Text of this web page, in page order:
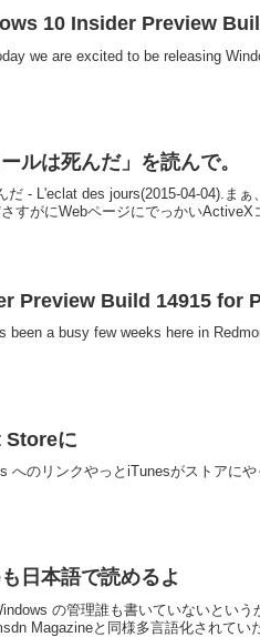
10 Insider Preview
we are excited to be releasing
ルは死んだ」を読んで。
- L'eclat des jours(2015-04-04).ま
すがにWebページにでっかい
Preview Build 14915 for
been a busy few weeks here in
に
へのリンクやっとiTunesがストアにや
日本語で読めるよ
の管理誰も書いていないとい
Magazineと同様多言語化されてい